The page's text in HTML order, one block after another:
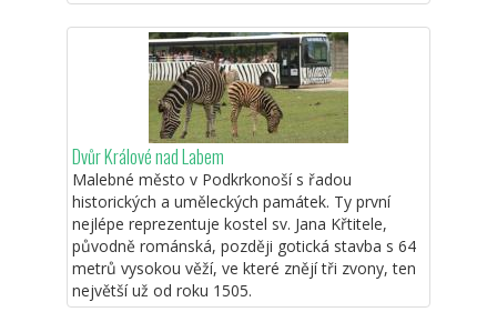
Dvůr Králové nad Labem
Malebné město v Podkrkonoší s řadou
historických a uměleckých památek. Ty první
nejlépe reprezentuje kostel sv. Jana Křtitele,
původně románská, později gotická stavba s 64
metrů vysokou věží, ve které znějí tři zvony, ten
největší už od roku 1505.